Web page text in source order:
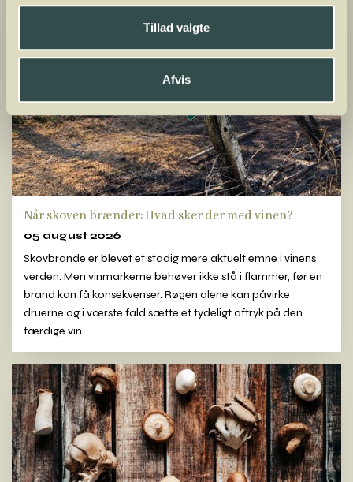
Tillad valgte
Afvis
Når skoven brænder: Hvad sker der med vinen?
05 august 2026
Skovbrande er blevet et stadig mere aktuelt emne i vinens
verden. Men vinmarkerne behøver ikke stå i flammer, før en
brand kan få konsekvenser. Røgen alene kan påvirke
druerne og i værste fald sætte et tydeligt aftryk på den
færdige vin.